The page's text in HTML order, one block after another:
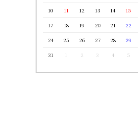
10
11 12 13 14 15
17
18 19 20 21 22
24
25 26 27 28 29
31
1 2 3 4 5